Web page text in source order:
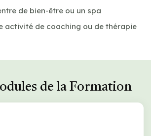
de bien-être ou un spa
activité de coaching ou de thérapie
de la Formation